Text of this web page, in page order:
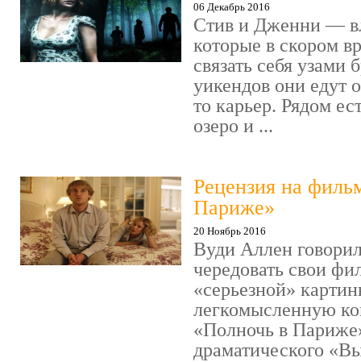
06 Декабрь 2016
Стив и Дженни —
которые в скором
связать себя узами
уикендов они едут
то карьер. Рядом
озеро и ...
Рецензия на
Париже»
20 Ноябрь 2016
Вуди Аллен
чередовать свои
«серьезной»
легкомысленную
«Полночь в
драматического